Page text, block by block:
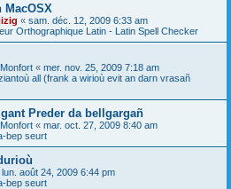
« sam. déc. 12, 2009 6:33 am
Orthographique Latin - Latin Spell Checker
« mer. nov. 25, 2009 7:18 am
all (frank a wirioù evit an darn vrasañ
Preder da bellgargañ
« mar. oct. 27, 2009 8:40 am
bep seurt
lun. août 24, 2009 6:44 pm
bep seurt